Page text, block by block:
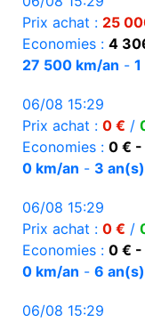
Prix achat : 25
Economies : 4
27 500 km/an -
06/08 15:29
Prix achat : 0 € /
Economies : 0 € -
0 km/an - 3 an(s)
06/08 15:29
Prix achat : 0 € /
Economies : 0 € -
0 km/an - 6 an(s)
06/08 15:29